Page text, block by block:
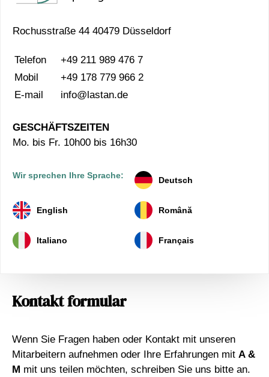
Rochusstraße 44 40479 Düsseldorf
Telefon
+49 211 989 476 7
Mobil
+49 178 779 966 2
E-mail
info@lastan.de
GESCHÄFTSZEITEN
Mo. bis Fr. 10h00 bis 16h30
Wir sprechen Ihre Sprache: Deutsch
English Română
Italiano Français
Kontakt formular
Wenn Sie Fragen haben oder Kontakt mit unseren
Mitarbeitern aufnehmen oder Ihre Erfahrungen mit A &
M mit uns teilen möchten, schreiben Sie uns bitte an.